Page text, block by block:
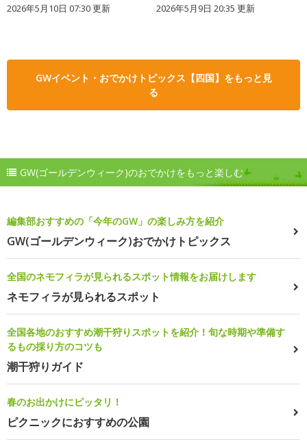
2026年5月10日 07:30 更新 2026年5月9日 20:35 更新
GWイベント・おでかけトピックス【四国】をもっと見
る
GW(ゴールデンウィーク)のおでかけをもっと楽しむ
編集部おすすめの「今年のGW」の楽しみ方を紹介
GW(ゴールデンウィーク)おでかけトピックス
全国のネモフィラが見られるスポット情報をお届けします
ネモフィラが見られるスポット
全国各地のおすすめ潮干狩りスポットを紹介！旬な時期や準備す
るもの採り方のコツも
潮干狩りガイド
春のお出かけにピッタリ！
ピクニックにおすすめの公園